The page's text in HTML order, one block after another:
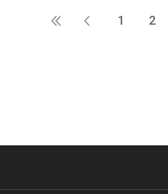
1 2